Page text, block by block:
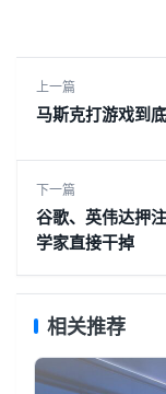
上一篇
马斯克打游戏到
下一篇
谷歌、英伟达押
学家直接干掉
相关推荐